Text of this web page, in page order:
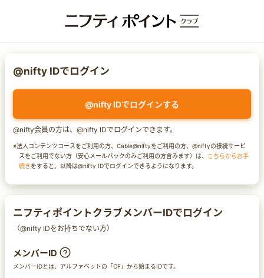
@nifty IDでログイン
@nifty IDでログインする
@nifty会員の方は、@nifty IDでログインできます。
※法人コンテンツコースをご利用の方、Cable@niftyをご利用の方、@niftyの接続サービ
スをご利用でない方（安心メールパックのみご利用の方含みます）は、 こちらからお手
続きをすると、以降は@nifty IDでログインできるようになります。
ニフティポイントクラブメンバーIDでログイン
（@nifty IDをお持ちでない方）
メンバーID
メンバーIDとは、アルファベットの「CF」から始まるIDです。